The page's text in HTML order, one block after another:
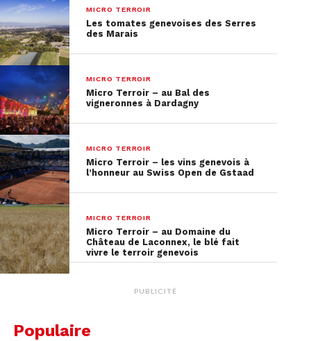
MICRO TERROIR
Les tomates genevoises des Serres
des Marais
MICRO TERROIR
Micro Terroir – au Bal des
vigneronnes à Dardagny
MICRO TERROIR
Micro Terroir – les vins genevois à
l’honneur au Swiss Open de Gstaad
MICRO TERROIR
Micro Terroir – au Domaine du
Château de Laconnex, le blé fait
vivre le terroir genevois
PUBLICITÉ
Populaire